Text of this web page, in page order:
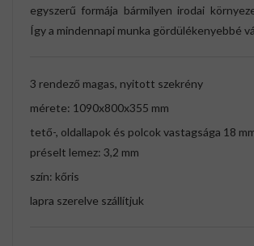
egyszerű formája bármilyen irodai
Így a mindennapi munka gördülékenyebbé
3 rendező magas, nyitott szekrény
mérete: 1090x800x355 mm
tető-, oldallapok és polcok vastagsága 18
préselt lemez: 3,2 mm
szín: kőris
lapra szerelve szállítjuk